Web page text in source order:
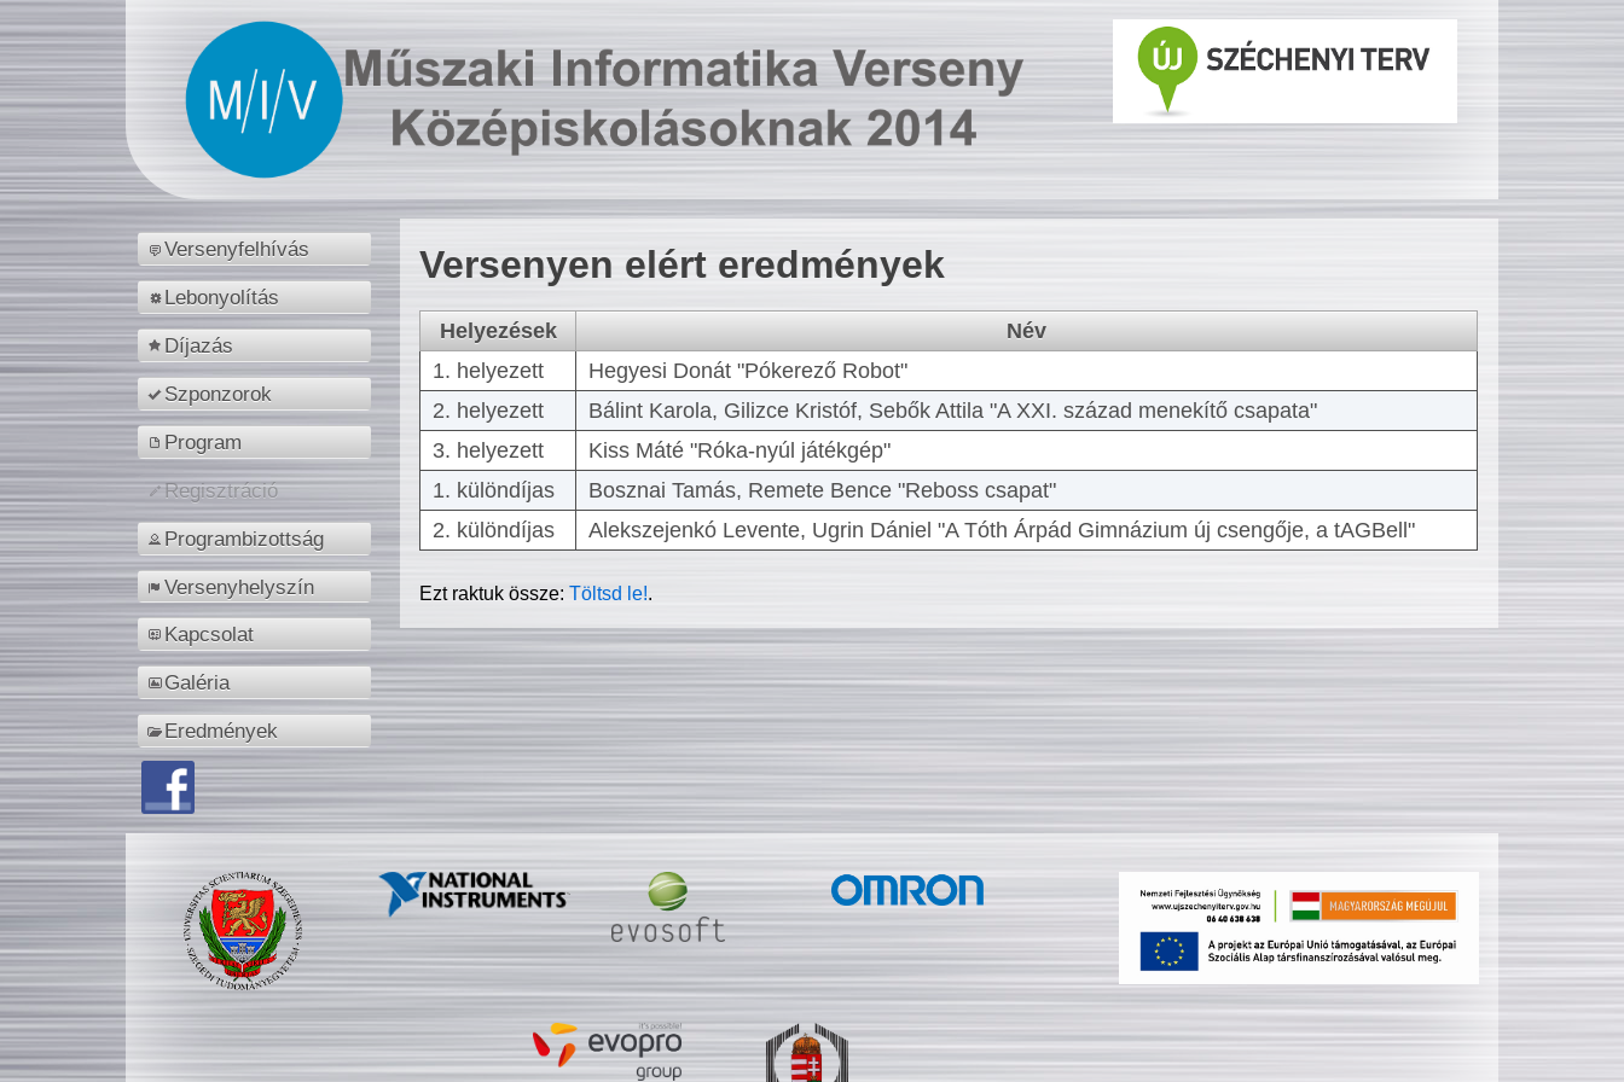
Versenyfelhívás
Lebonyolítás
Díjazás
Szponzorok
Program
Regisztráció
Programbizottság
Versenyhelyszín
Kapcsolat
Galéria
Eredmények
Versenyen elért eredmények
Helyezések
Név
1. helyezett
Hegyesi Donát "Pókerező Robot"
2. helyezett
Bálint Karola, Gilizce Kristóf, Sebők Attila "A XXI. század menekítő csapata"
3. helyezett
Kiss Máté "Róka-nyúl játékgép"
1. különdíjas
Bosznai Tamás, Remete Bence "Reboss csapat"
2. különdíjas
Alekszejenkó Levente, Ugrin Dániel "A Tóth Árpád Gimnázium új csengője, a tAGBell"
Ezt raktuk össze:Töltsd le!.